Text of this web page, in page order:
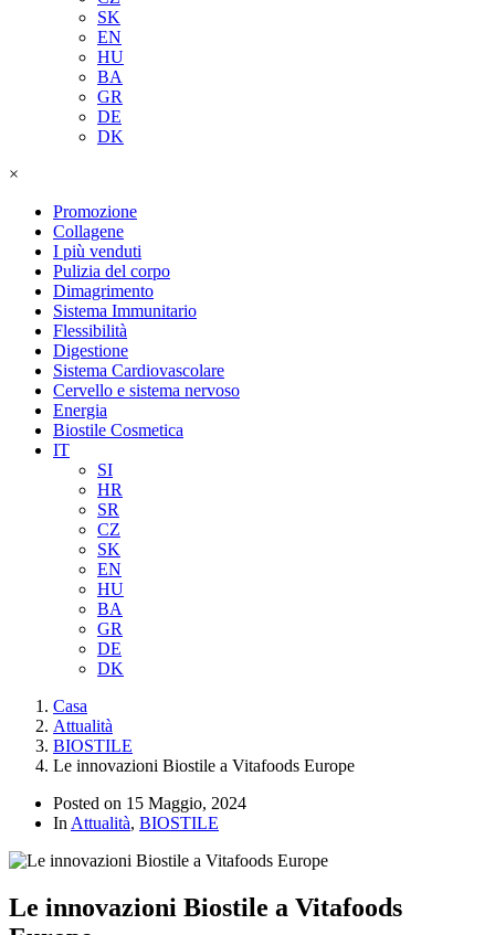
SK
EN
HU
BA
GR
DE
DK
×
Promozione
Collagene
I più venduti
Pulizia del corpo
Dimagrimento
Sistema Immunitario
Flessibilità
Digestione
Sistema Cardiovascolare
Cervello e sistema nervoso
Energia
Biostile Cosmetica
IT
SI
HR
SR
CZ
SK
EN
HU
BA
GR
DE
DK
Casa
Attualità
BIOSTILE
Le innovazioni Biostile a Vitafoods Europe
Posted on 15 Maggio, 2024
InAttualità, BIOSTILE
Le innovazioni Biostile a Vitafoods